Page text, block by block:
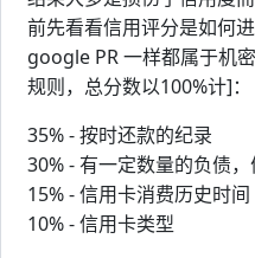
前先看看信用评分是如何
google PR 一样都属于机
规则，总分数以100%计]：
35% - 按时还款的纪录
30% - 有一定数量的负债
15% - 信用卡消费历史时间
10% - 信用卡类型